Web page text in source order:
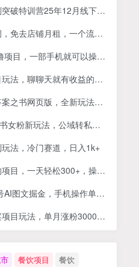
快手星火计划项目玩法，零门槛，单视频收益5000+，保姆级教程 汽水音乐听歌每天变现100+思路，第一时间入局抓住风口，玩法无私分享与你！
课，系统性的深度剖析电商企业经营之道，打造电商标准化运营体系
，一个流量大竞争小，让你有机会成大卖的赛道
操作，20秒一单，零投入纯薅羊毛，无门槛，一天200+【揭秘】
天就有收益的项目，一个月收益5000+
新玩法，搭配文档和网页，日入1k+零门槛小白首选副业
转私域变现，日轻松变现2张+，5分钟简单复制好上手
法，冷门赛道，日入1k+
一天轻松300+，操作简单上手快
机操作单号月入4-5位数，低门槛【附指令+工具】
，单月涨粉3000+，新手小白也能做
餐饮项目
餐饮